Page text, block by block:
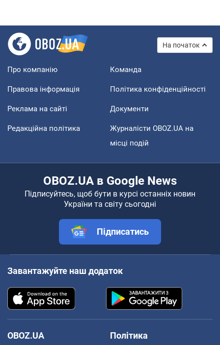
На початок
Про компанію Команда
Правова інформація Політика конфіденційності
Реклама на сайті Документи
Редакційна політика
Журналісти OBOZ.UA на
місці подій
OBOZ.UA в Google News
Підписуйтесь, щоб бути в курсі останніх новин
України та світу сьогодні
Підписатись
Завантажуйте наш додаток
OBOZ.UA
Політика